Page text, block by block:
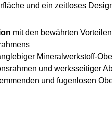
und ein zeitloses
mit den bewährten
Mineralwerkstoff-
und werksseitiger
und fugenlosen